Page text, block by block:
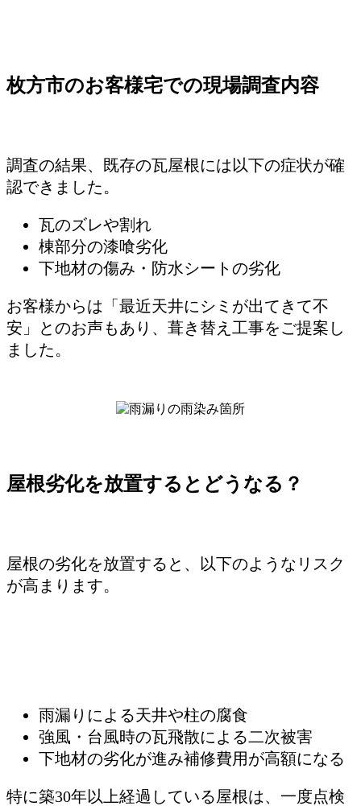
枚方市のお客様宅での現場調査内容
調査の結果、既存の瓦屋根には以下の症状が確
認できました。
瓦のズレや割れ
棟部分の漆喰劣化
下地材の傷み・防水シートの劣化
お客様からは「最近天井にシミが出てきて不
安」とのお声もあり、葺き替え工事をご提案し
ました。
屋根劣化を放置するとどうなる？
屋根の劣化を放置すると、以下のようなリスク
が高まります。
雨漏りによる天井や柱の腐食
強風・台風時の瓦飛散による二次被害
下地材の劣化が進み補修費用が高額になる
特に築30年以上経過している屋根は、一度点検